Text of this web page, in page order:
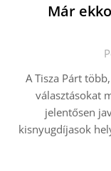
Már
A Tisza Párt
választásokat
jelentősen
kisnyugdíjasok